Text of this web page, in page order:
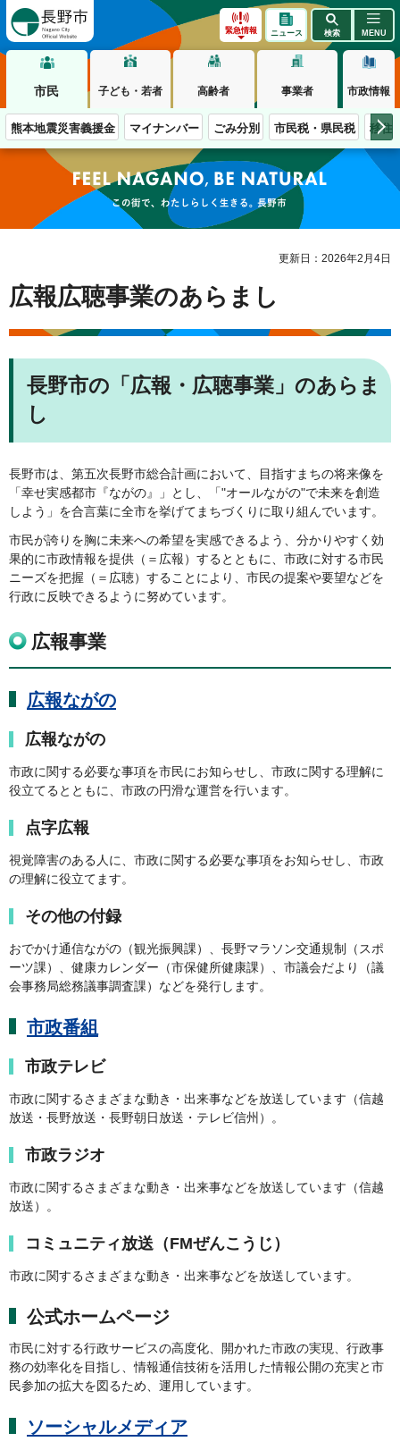
緊急情報 ニュース 検索 MENU
市民 子ども・若者 高齢者 事業者 市政情報
熊本地震災害義援金 マイナンバー ごみ分別 市民税・県民税 移住
この街で、わたしらしく生きる。長野市
更新日：2026年2月4日
広報広聴事業のあらまし
長野市の「広報・広聴事業」のあらま
し
長野市は、第五次長野市総合計画において、目指すまちの将来像を
「幸せ実感都市『ながの』」とし、「"オールながの"で未来を創造
しよう」を合言葉に全市を挙げてまちづくりに取り組んでいます。
市民が誇りを胸に未来への希望を実感できるよう、分かりやすく効
果的に市政情報を提供（＝広報）するとともに、市政に対する市民
ニーズを把握（＝広聴）することにより、市民の提案や要望などを
行政に反映できるように努めています。
広報事業
広報ながの
広報ながの
市政に関する必要な事項を市民にお知らせし、市政に関する理解に
役立てるとともに、市政の円滑な運営を行います。
点字広報
視覚障害のある人に、市政に関する必要な事項をお知らせし、市政
の理解に役立てます。
その他の付録
おでかけ通信ながの（観光振興課）、長野マラソン交通規制（スポ
ーツ課）、健康カレンダー（市保健所健康課）、市議会だより（議
会事務局総務議事調査課）などを発行します。
市政番組
市政テレビ
市政に関するさまざまな動き・出来事などを放送しています（信越
放送・長野放送・長野朝日放送・テレビ信州）。
市政ラジオ
市政に関するさまざまな動き・出来事などを放送しています（信越
放送）。
コミュニティ放送（FMぜんこうじ）
市政に関するさまざまな動き・出来事などを放送しています。
公式ホームページ
市民に対する行政サービスの高度化、開かれた市政の実現、行政事
務の効率化を目指し、情報通信技術を活用した情報公開の充実と市
民参加の拡大を図るため、運用しています。
ソーシャルメディア